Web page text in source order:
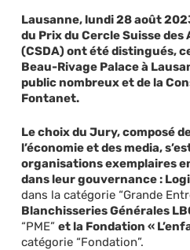
Lausanne, lundi 28 août
du Prix du Cercle Suisse
(CSDA) ont été distingués,
Beau-Rivage Palace à
public nombreux et de la
Fontanet.
Le choix du Jury, composé
l’économie et des media,
organisations exemplaires
dans leur gouvernance :
dans la catégorie “Grande
Blanchisseries Générales
“PME” et la Fondation «
catégorie “Fondation”.